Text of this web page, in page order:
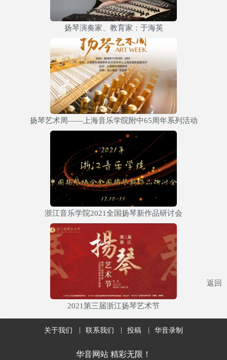
扬琴演奏家、教育家：于海英
扬琴艺术周——上海音乐学院附中65周年系列活动
浙江音乐学院2021全国扬琴新作品研讨会
2021第三届浙江扬琴艺术节
关于我们 联系我们 投稿 华音录制
华音网站 精彩无限！
返回